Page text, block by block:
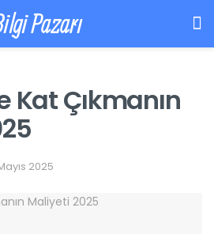
Pazarı
Kat Çıkmanın
2025